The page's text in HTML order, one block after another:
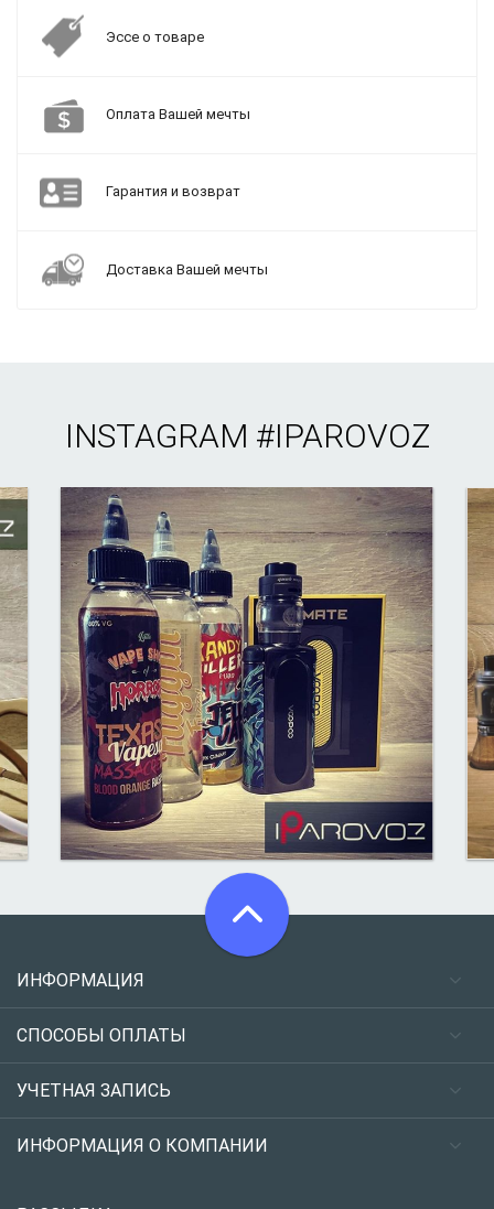
Эссе о товаре
Оплата Вашей мечты
Гарантия и возврат
Доставка Вашей мечты
INSTAGRAM #IPAROVOZ
ИНФОРМАЦИЯ
СПОСОБЫ ОПЛАТЫ
УЧЕТНАЯ ЗАПИСЬ
ИНФОРМАЦИЯ О КОМПАНИИ